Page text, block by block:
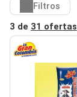
Filtros
3 de 31 ofertas